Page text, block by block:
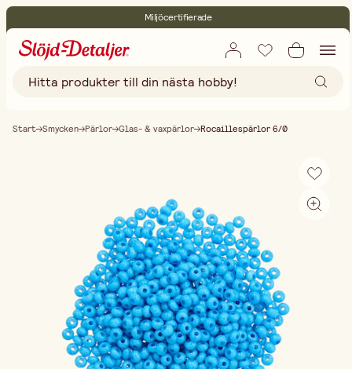
Miljöcertifierade
Fri frakt vid köp över 499:-
Start Smycken Pärlor Glas- & vaxpärlor Rocaillespärlor 6/0